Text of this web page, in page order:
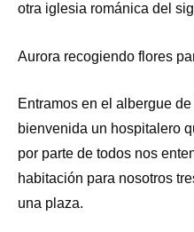
otra iglesia románica del
Aurora recogiendo flores
Entramos en el albergue
bienvenida un hospitalero
por parte de todos nos
habitación para nosotros
una plaza.